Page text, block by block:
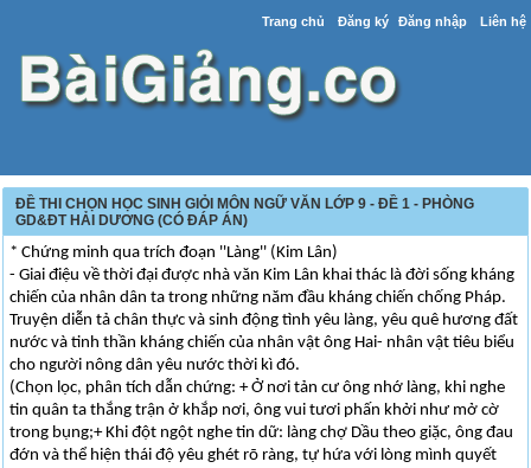
Trang chủ Đăng ký Đăng nhập Liên hệ
ĐỀ THI CHỌN HỌC SINH GIỎI MÔN NGỮ VĂN LỚP 9 - ĐỀ 1 - PHÒNG
GD&ĐT HẢI DƯƠNG (CÓ ĐÁP ÁN)
* Chứng minh qua trích đoạn ''Làng'' (Kim Lân)
- Giai điệu về thời đại được nhà văn Kim Lân khai thác là đời sống kháng
chiến của nhân dân ta trong những năm đầu kháng chiến chống Pháp.
Truyện diễn tả chân thực và sinh động tình yêu làng, yêu quê hương đất
nước và tinh thần kháng chiến của nhân vật ông Hai- nhân vật tiêu biểu
cho người nông dân yêu nước thời kì đó.
(Chọn lọc, phân tích dẫn chứng: + Ở nơi tản cư ông nhớ làng, khi nghe
tin quân ta thắng trận ở khắp nơi, ông vui tươi phấn khởi như mở cờ
trong bụng;+ Khi đột ngột nghe tin dữ: làng chợ Dầu theo giặc, ông đau
đớn và thể hiện thái độ yêu ghét rõ ràng, tự hứa với lòng mình quyết